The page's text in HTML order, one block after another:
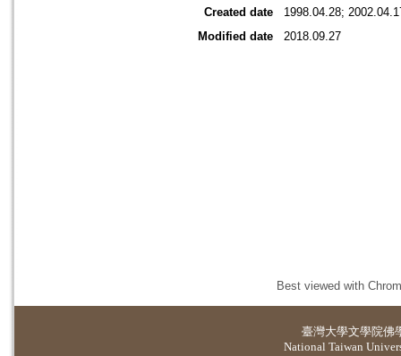
Created date
1998.04.28;
Modified date
2018.09.27
Best viewed with
臺灣大學文學院佛
National Taiwan